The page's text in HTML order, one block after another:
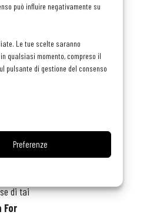
può influire negativamente su
Le tue scelte saranno
qualsiasi momento, compreso il
pulsante di gestione del consenso
Preferenze
a
di
della
anno,
di
di tai
For